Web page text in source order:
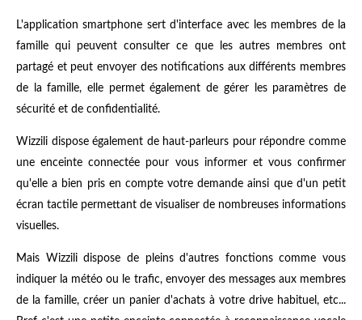
L'application smartphone sert d'interface avec les membres de la
famille qui peuvent consulter ce que les autres membres ont
partagé et peut envoyer des notifications aux différents membres
de la famille, elle permet également de gérer les paramètres de
sécurité et de confidentialité.
Wizzili dispose également de haut-parleurs pour répondre comme
une enceinte connectée pour vous informer et vous confirmer
qu'elle a bien pris en compte votre demande ainsi que d'un petit
écran tactile permettant de visualiser de nombreuses informations
visuelles.
Mais Wizzili dispose de pleins d'autres fonctions comme vous
indiquer la météo ou le trafic, envoyer des messages aux membres
de la famille, créer un panier d'achats à votre drive habituel, etc...